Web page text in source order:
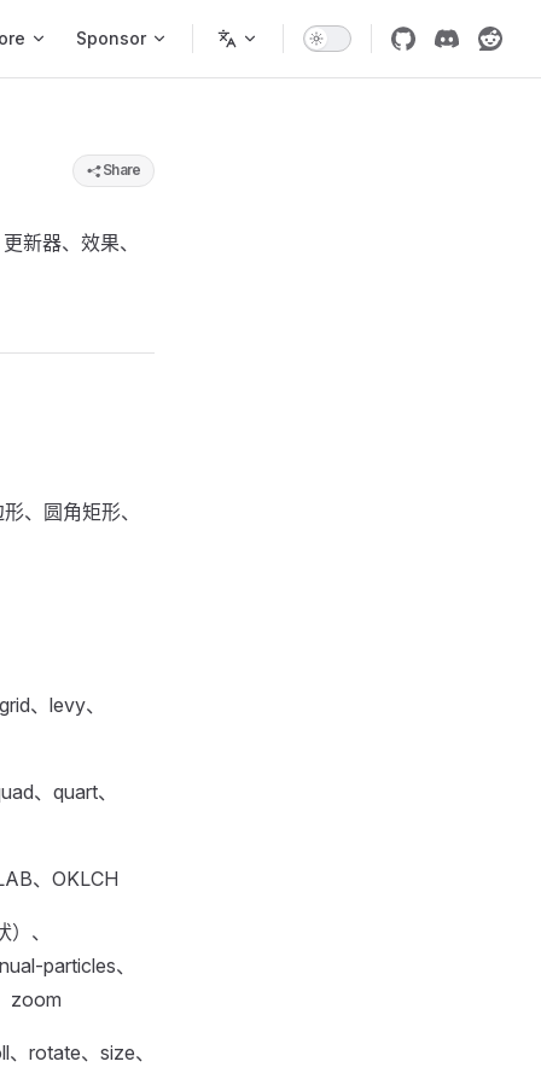
Sponsor
Share
新器、效果、
、圆角矩形、
、levy、
、quart、
、OKLCH
、
particles、
zoom
rotate、size、